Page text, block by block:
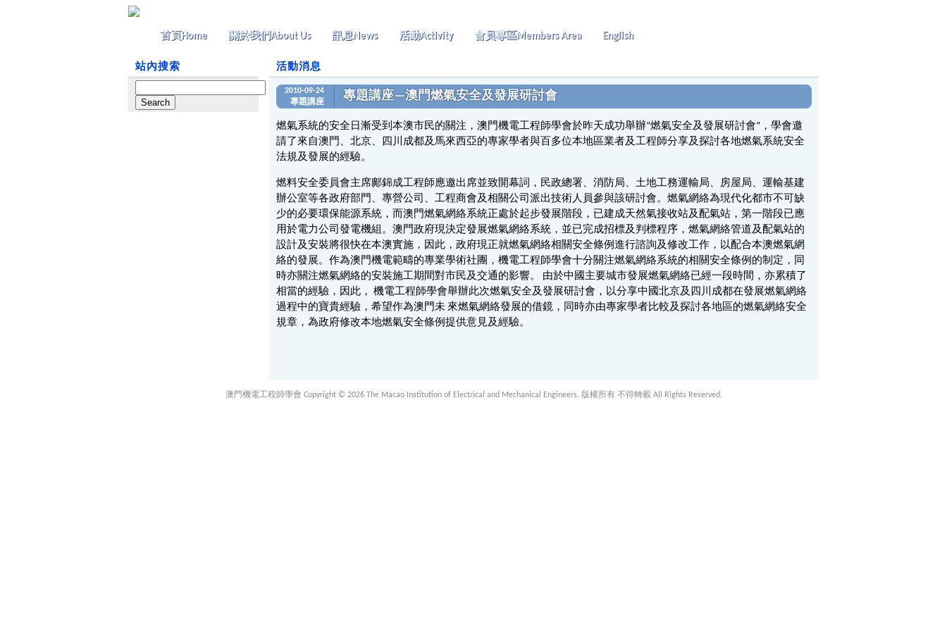
首頁Home 關於我們About Us 訊息News 活動Activity 會員專區Members Area English
站內搜索
for:
活動消息
2010-09-24
專題講座
專題講座—澳門燃氣安全及發展研討會
燃氣系統的安全日漸受到本澳市民的關注，澳門機電工程師學會於昨天成功舉辦“燃氣安全及發展研討會”，學會邀
請了來自澳門、北京、四川成都及馬來西亞的專家學者與百多位本地區業者及工程師分享及探討各地燃氣系統安全
法規及發展的經驗。
燃料安全委員會主席鄺錦成工程師應邀出席並致開幕詞，民政總署、消防局、土地工務運輸局、房屋局、運輸基建
辦公室等各政府部門、專營公司、工程商會及相關公司派出技術人員參與該研討會。燃氣網絡為現代化都市不可缺
少的必要環保能源系統，而澳門燃氣網絡系統正處於起步發展階段，已建成天然氣接收站及配氣站，第一階段已應
用於電力公司發電機組。澳門政府現決定發展燃氣網絡系統，並已完成招標及判標程序，燃氣網絡管道及配氣站的
設計及安裝將很快在本澳實施，因此，政府現正就燃氣網絡相關安全條例進行諮詢及修改工作，以配合本澳燃氣網
絡的發展。作為澳門機電範疇的專業學術社團，機電工程師學會十分關注燃氣網絡系統的相關安全條例的制定，同
時亦關注燃氣網絡的安裝施工期間對市民及交通的影響。 由於中國主要城市發展燃氣網絡已經一段時間，亦累積了
相當的經驗，因此， 機電工程師學會舉辦此次燃氣安全及發展研討會，以分享中國北京及四川成都在發展燃氣網絡
過程中的寶貴經驗，希望作為澳門未 來燃氣網絡發展的借鏡，同時亦由專家學者比較及探討各地區的燃氣網絡安全
規章，為政府修改本地燃氣安全條例提供意見及經驗。
澳門機電工程師學會 Copyright © 2026 The Macao Institution of Electrical and Mechanical Engineers. 版權所有 不得轉載 All Rights Reserved.